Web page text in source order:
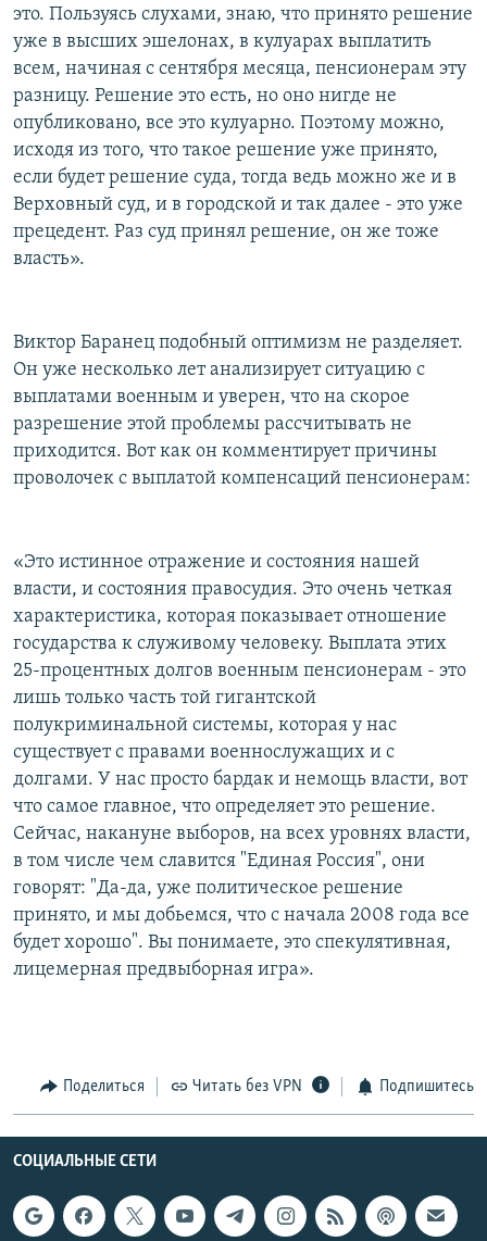
это. Пользуясь слухами, знаю, что принято решение
уже в высших эшелонах, в кулуарах выплатить
всем, начиная с сентября месяца, пенсионерам эту
разницу. Решение это есть, но оно нигде не
опубликовано, все это кулуарно. Поэтому можно,
исходя из того, что такое решение уже принято,
если будет решение суда, тогда ведь можно же и в
Верховный суд, и в городской и так далее - это уже
прецедент. Раз суд принял решение, он же тоже
власть».
Виктор Баранец подобный оптимизм не разделяет.
Он уже несколько лет анализирует ситуацию с
выплатами военным и уверен, что на скорое
разрешение этой проблемы рассчитывать не
приходится. Вот как он комментирует причины
проволочек с выплатой компенсаций пенсионерам:
«Это истинное отражение и состояния нашей
власти, и состояния правосудия. Это очень четкая
характеристика, которая показывает отношение
государства к служивому человеку. Выплата этих
25-процентных долгов военным пенсионерам - это
лишь только часть той гигантской
полукриминальной системы, которая у нас
существует с правами военнослужащих и с
долгами. У нас просто бардак и немощь власти, вот
что самое главное, что определяет это решение.
Сейчас, накануне выборов, на всех уровнях власти,
в том числе чем славится "Единая Россия", они
говорят: "Да-да, уже политическое решение
принято, и мы добьемся, что с начала 2008 года все
будет хорошо". Вы понимаете, это спекулятивная,
лицемерная предвыборная игра».
Поделиться Читать без VPN Подпишитесь
СОЦИАЛЬНЫЕ СЕТИ